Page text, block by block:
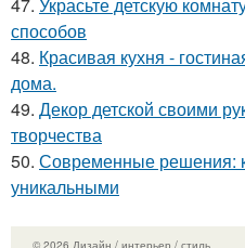
способов
48. Красивая кухня -
дома.
49. Декор детской своими
творчества
50. Современные решения:
уникальными
© 2026 Дизайн / интерьер / стиль